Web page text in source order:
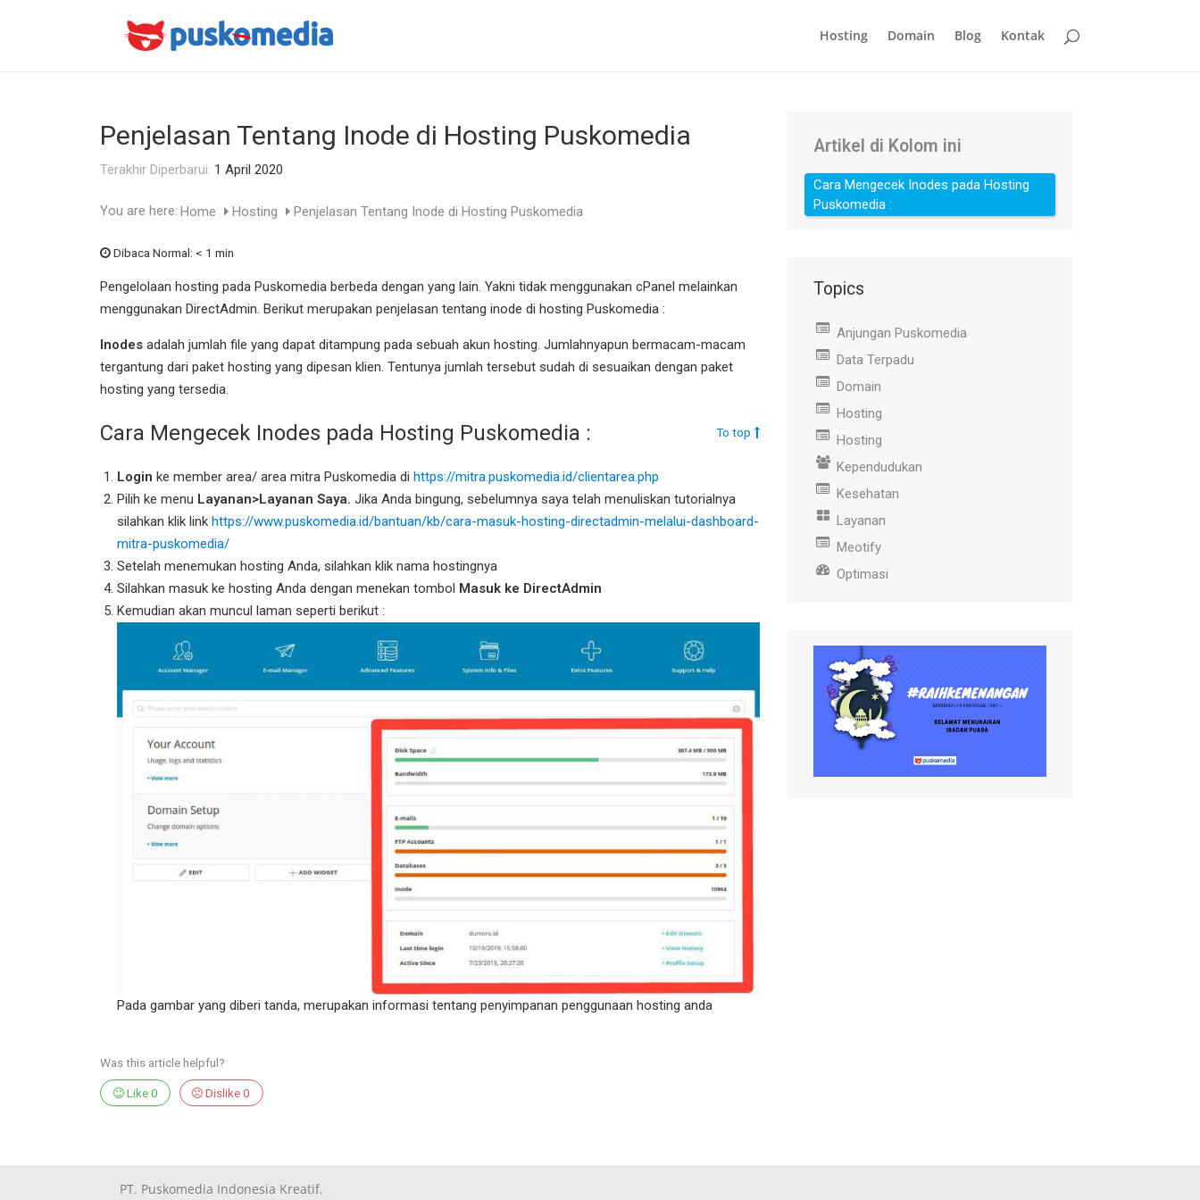
Hosting Domain Blog Kontak
Penjelasan Tentang Inode di Hosting Puskomedia
Terakhir Diperbarui: 1 April 2020
You are here: Home Hosting Penjelasan Tentang Inode di Hosting Puskomedia
Dibaca Normal: < 1 min
Pengelolaan hosting pada Puskomedia berbeda dengan yang lain. Yakni tidak menggunakan cPanel melainkan
menggunakan DirectAdmin. Berikut merupakan penjelasan tentang inode di hosting Puskomedia :
Inodes adalah jumlah file yang dapat ditampung pada sebuah akun hosting. Jumlahnyapun bermacam-macam
tergantung dari paket hosting yang dipesan klien. Tentunya jumlah tersebut sudah di sesuaikan dengan paket
hosting yang tersedia.
Cara Mengecek Inodes pada Hosting Puskomedia : To top
Login ke member area/ area mitra Puskomedia di https://mitra.puskomedia.id/clientarea.php
Pilih ke menu Layanan>Layanan Saya. Jika Anda bingung, sebelumnya saya telah menuliskan tutorialnya
silahkan klik link https://www.puskomedia.id/bantuan/kb/cara-masuk-hosting-directadmin-melalui-dashboard-
mitra-puskomedia/
Setelah menemukan hosting Anda, silahkan klik nama hostingnya
Silahkan masuk ke hosting Anda dengan menekan tombol Masuk ke DirectAdmin
Kemudian akan muncul laman seperti berikut :
Pada gambar yang diberi tanda, merupakan informasi tentang penyimpanan penggunaan hosting anda
Was this article helpful?
Like0 Dislike0
Artikel di Kolom ini
Cara Mengecek Inodes pada Hosting
Puskomedia :
Topics
Anjungan Puskomedia
Data Terpadu
Domain
Hosting
Hosting
Kependudukan
Kesehatan
Layanan
Meotify
Optimasi
PT. Puskomedia Indonesia Kreatif.